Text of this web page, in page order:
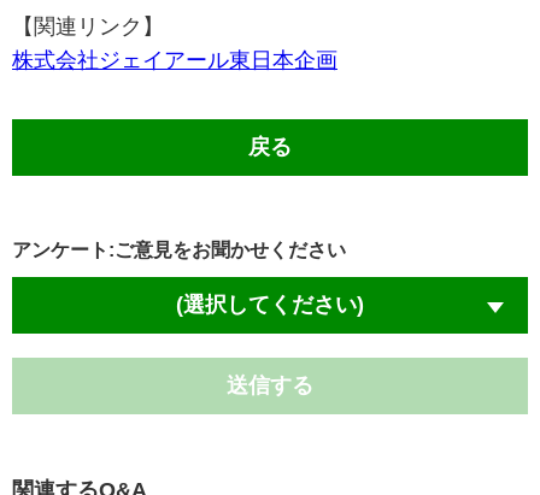
【関連リンク】
株式会社ジェイアール東日本企画
戻る
アンケート:ご意見をお聞かせください
(選択してください)
送信する